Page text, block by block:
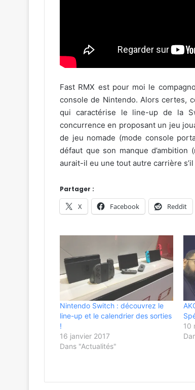
Fast RMX est pour moi le
console de Nintendo. Alors certes,
qui caractérise le line-up de la
concurrence en proposant un jeu
de jeu nomade (mode console
défaut que son manque
aurait-il eu une tout autre carrière s’il
Partager :
X Facebook Reddit
Nintendo Switch : découvrez le
line-up et le calendrier des sorties
!
16 janvier 2017
Dans "Actualités"
10